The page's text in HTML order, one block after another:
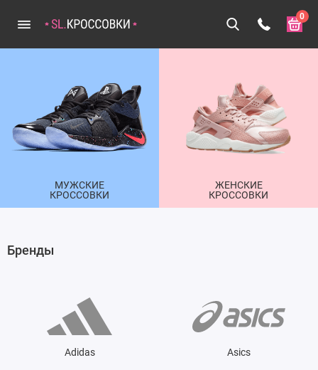
0
МУЖСКИЕ
КРОССОВКИ
ЖЕНСКИЕ
КРОССОВКИ
Бренды
Adidas Asics